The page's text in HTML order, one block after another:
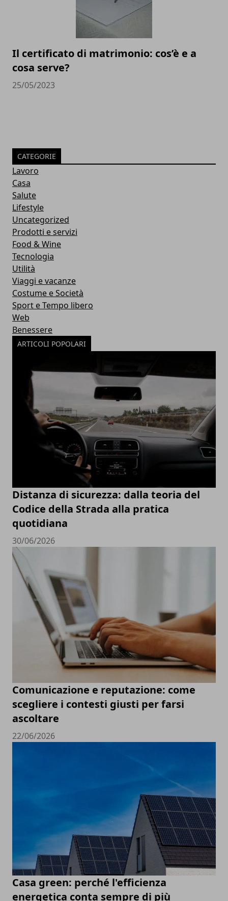
Il certificato di matrimonio: cos’è e a
cosa serve?
25/05/2023
CATEGORIE
Lavoro
Casa
Salute
Lifestyle
Uncategorized
Prodotti e servizi
Food & Wine
Tecnologia
Utilità
Viaggi e vacanze
Costume e Società
Sport e Tempo libero
Web
Benessere
ARTICOLI POPOLARI
Distanza di sicurezza: dalla teoria del
Codice della Strada alla pratica
quotidiana
30/06/2026
Comunicazione e reputazione: come
scegliere i contesti giusti per farsi
ascoltare
22/06/2026
Casa green: perché l'efficienza
energetica conta sempre di più